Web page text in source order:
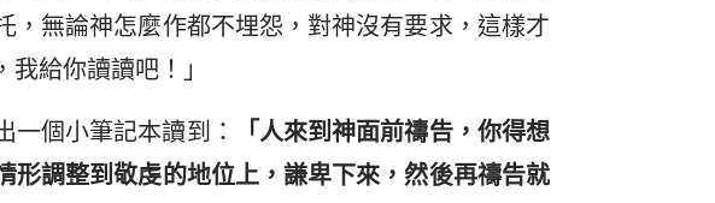
，無論神怎麼作都不埋怨，對神沒有要求，這樣才
給你讀讀吧！」
一個小筆記本讀到：
「人來到神面前禱告，你得想
形調整到敬虔的地位上，謙卑下來，然後再禱告就